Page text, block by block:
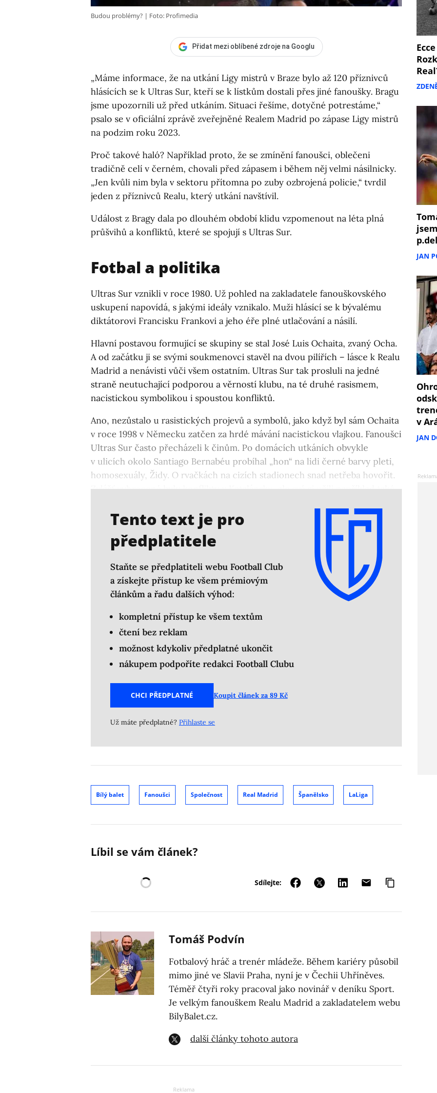
Budou problémy? Foto: Profimedia
Přidat mezi oblíbené zdroje na Googlu
„Máme informace, že na utkání Ligy mistrů v Braze bylo až 120 příznivců
hlásících se k Ultras Sur, kteří se k lístkům dostali přes jiné fanoušky. Bragu
jsme upozornili už před utkáním. Situaci řešíme, dotyčné potrestáme,“
psalo se v oficiální zprávě zveřejněné Realem Madrid po zápase Ligy mistrů
na podzim roku 2023.
Proč takové haló? Například proto, že se zmínění fanoušci, oblečeni
tradičně celí v černém, chovali před zápasem i během něj velmi násilnicky.
„Jen kvůli nim byla v sektoru přítomna po zuby ozbrojená policie,“ tvrdil
jeden z příznivců Realu, který utkání navštívil.
Událost z Bragy dala po dlouhém období klidu vzpomenout na léta plná
průšvihů a konfliktů, které se spojují s Ultras Sur.
Fotbal a politika
Ultras Sur vznikli v roce 1980. Už pohled na zakladatele fanouškovského
uskupení napovídá, s jakými ideály vznikalo. Muži hlásící se k bývalému
diktátorovi Francisku Frankovi a jeho éře plné utlačování a násilí.
Hlavní postavou formující se skupiny se stal José Luis Ochaita, zvaný Ocha.
A od začátku ji se svými soukmenovci stavěl na dvou pilířích – lásce k Realu
Madrid a nenávisti vůči všem ostatním. Ultras Sur tak prosluli na jedné
straně neutuchající podporou a věrností klubu, na té druhé rasismem,
nacistickou symbolikou i spoustou konfliktů.
Ano, nezůstalo u rasistických projevů a symbolů, jako když byl sám Ochaita
v roce 1998 v Německu zatčen za hrdé mávání nacistickou vlajkou. Fanoušci
Ultras Sur často přecházeli k činům. Po domácích utkáních obvykle
v ulicích okolo Santiago Bernabéu probíhal „hon“ na lidi černé barvy pleti,
homosexuály, Židy. O rvačkách na cizích stadionech snad netřeba hovořit.
Zvlášť vyhrocené byly konflikty v Katalánsku, ale své si užili například také
Tento text je pro
předplatitele
Staňte se předplatiteli webu Football Club
a získejte přístup ke všem prémiovým
článkům a řadu dalších výhod:
kompletní přístup ke všem textům
čtení bez reklam
možnost kdykoliv předplatné ukončit
nákupem podpoříte redakci Football Clubu
CHCI PŘEDPLATNÉ Koupit článek za 89 Kč
Už máte předplatné? Přihlaste se
Bílý balet Fanoušci Společnost Real Madrid Španělsko LaLiga
Líbil se vám článek?
Sdílejte:
Tomáš Podvín
Fotbalový hráč a trenér mládeže. Během kariéry působil
mimo jiné ve Slavii Praha, nyní je v Čechii Uhříněves.
Téměř čtyři roky pracoval jako novinář v deníku Sport.
Je velkým fanouškem Realu Madrid a zakladatelem webu
BilyBalet.cz.
další články tohoto autora
p.del
JAN
v
JAN